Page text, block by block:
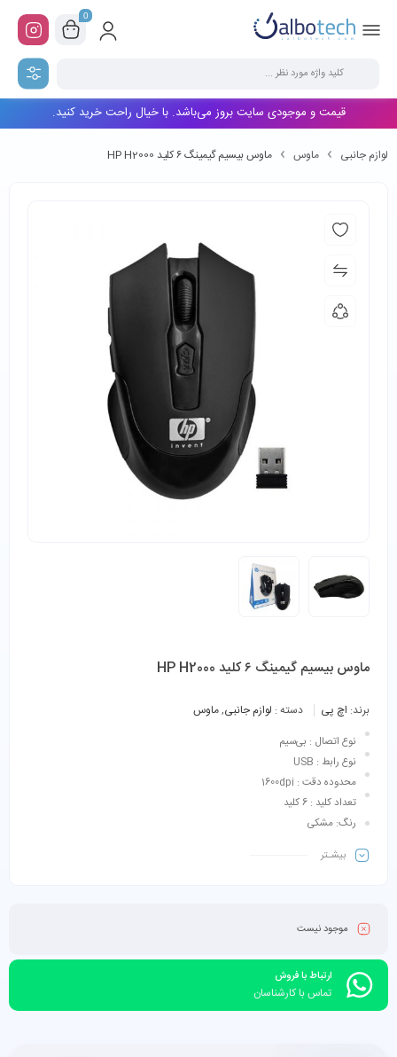
0
قیمت و موجودی سایت بروز می‌باشد. با خیال راحت خرید کنید.
لوازم جانبی ماوس ماوس بیسیم گیمینگ ۶ کلید HP H2000
ماوس بیسیم گیمینگ ۶ کلید HP H2000
برند: اچ پی دسته : لوازم جانبی,ماوس
نوع اتصال : بی‌سیم
نوع رابط : USB
محدوده دقت : 1600dpi
تعداد کلید : 6 کلید
رنگ: مشکی
بیشـتر
موجود نیست
ارتباط با فروش
تماس با کارشناسان